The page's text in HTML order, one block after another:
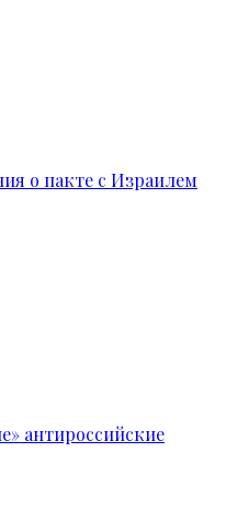
о пакте с Израилем
антироссийские